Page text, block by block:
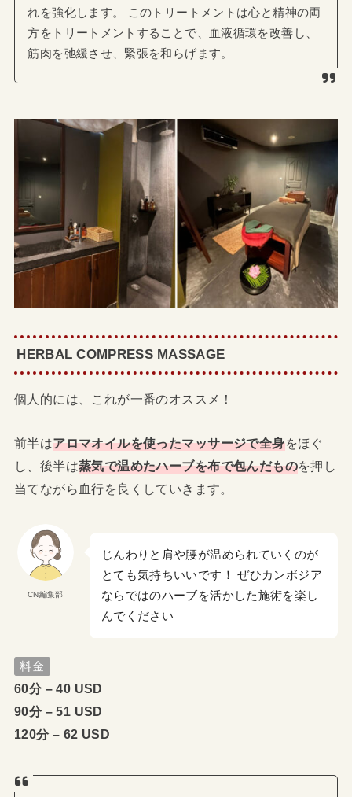
れを強化します。 このトリートメントは心と精神の両
方をトリートメントすることで、血液循環を改善し、
筋肉を弛緩させ、緊張を和らげます。
HERBAL COMPRESS MASSAGE
個人的には、これが一番のオススメ！
前半はアロマオイルを使ったマッサージで全身をほぐ
し、後半は蒸気で温めたハーブを布で包んだものを押し
当てながら血行を良くしていきます。
CN編集部
じんわりと肩や腰が温められていくのが
とても気持ちいいです！ ぜひカンボジア
ならではのハーブを活かした施術を楽し
んでください
料金
60分 – 40 USD
90分 – 51 USD
120分 – 62 USD